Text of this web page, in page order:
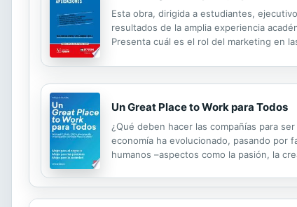
Esta obra, dirigida a estudiantes,
resultados de la amplia experiencia
Presenta cuál es el rol del marketing en
Un Great Place to Work para Todos
¿Qué deben hacer las compañías para
economía ha evolucionado, pasando por
humanos –aspectos como la pasión, la